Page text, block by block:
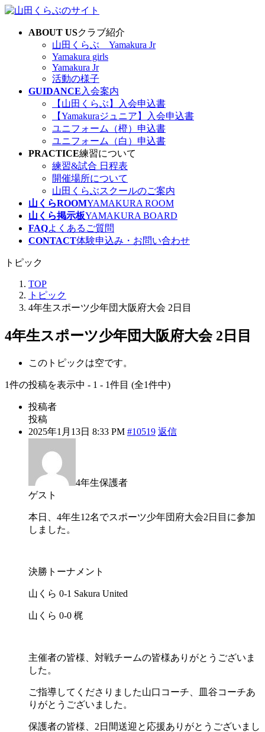
コ
ナ
ABOUT USクラブ紹介
山田くらぶ Yamakura Jr
Yamakura girls
Yamakura Jr
活動の様子
GUIDANCE 入会案内
【山田くらぶ】入会申込書
【Yamakuraジュニア】入会申込書
ユニフォーム（橙）申込書
ユニフォーム（白）申込書
PRACTICE練習について
練習&試合 日程表
開催場所について
山田くらぶスクールのご案内
山くらROOMYAMAKURA ROOM
山くら掲示板YAMAKURA BOARD
FAQよくあるご質問
CONTACT体験申込み・お問い合わせ
トピック
TOP
トピック
4年生スポーツ少年団大阪府大会 2日目
4年生スポーツ少年団大阪府大会 2日目
このトピックは空です。
1件の投稿を表示中 - 1 - 1件目 (全1件中)
投稿者
投稿
2025年1月13日 8:33 PM #10519 返信
4年生保護者
ゲスト
本日、4年生12名でスポーツ少年団府大会2日目に参加
しました。
決勝トーナメント
山くら 0-1 Sakura United
山くら 0-0 梶
主催者の皆様、対戦チームの皆様ありがとうございま
した。
ご指導してくださりました山口コーチ、皿谷コーチあ
りがとうございました。
保護者の皆様、2日間送迎と応援ありがとうございまし